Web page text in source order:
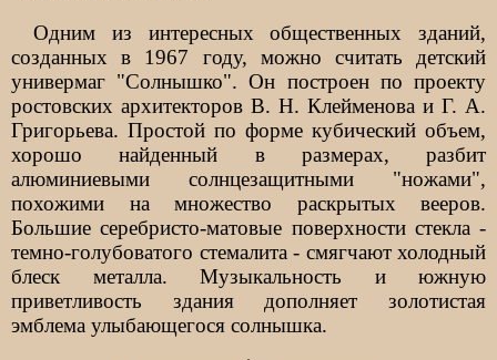
Одним из интересных общественных зданий,
созданных в 1967 году, можно считать детский
универмаг "Солнышко". Он построен по проекту
ростовских архитекторов В. Н. Клейменова и Г. А.
Григорьева. Простой по форме кубический объем,
хорошо найденный в размерах, разбит
алюминиевыми солнцезащитными "ножами",
похожими на множество раскрытых вееров.
Большие серебристо-матовые поверхности стекла -
темно-голубоватого стемалита - смягчают холодный
блеск металла. Музыкальность и южную
приветливость здания дополняет золотистая
эмблема улыбающегося солнышка.